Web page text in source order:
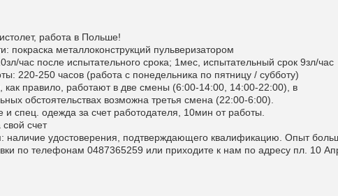
работа в Польше!
покраска металлоконструкций пульверизатором
час после испытательного срока; 1мес, испытательный срок 9зл/час
220-250 часов (работа с понедельника по пятницу / субботу)
как правило, работают в две смены (6:00-14:00, 14:00-22:00), в
обстоятельствах возможна третья смена (22:00-6:00).
и спец. одежда за счет работодателя, 10мин от работы.
счет
наличие удостоверения, подтверждающего квалификацию. Опыт
по телефонам 0487365259 или приходите к нам по адресу пл. 10